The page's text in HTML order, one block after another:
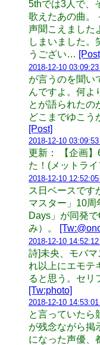
5thでは3人で、
歌えたあの曲。
声聞こえました
しまいました。
うござい…
2018-12-10
が言うのを聞い
んですよ。何よ
とが語られたの
どこまでゆこう
[Post]
2018-12-10
更新： 【企画
た！(メットラ
2018-12-10
ス日ベースです
マスター」10周
Days」が同発
み）。
2018-12-10
詩]未央、モバ
れ以上にエモテ
ると思う。セリ
[Tw:photo]
2018-12-10
と言っていたら
が残念ながら掲
になった声優、